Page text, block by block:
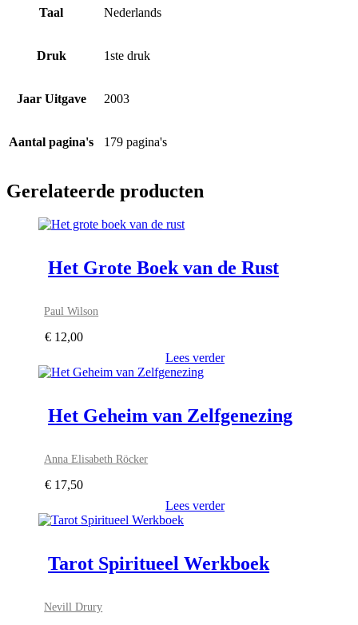
Taal Nederlands
Druk 1ste druk
Jaar Uitgave 2003
Aantal pagina's 179 pagina's
Gerelateerde producten
Het Grote Boek van de Rust
Paul Wilson
€ 12,00
Lees verder
Het Geheim van Zelfgenezing
Anna Elisabeth Röcker
€ 17,50
Lees verder
Tarot Spiritueel Werkboek
Nevill Drury